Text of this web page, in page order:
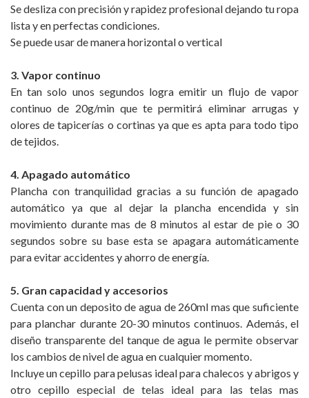
Se desliza con precisión y rapidez profesional dejando tu ropa
lista y en perfectas condiciones.
Se puede usar de manera horizontal o vertical
3. Vapor continuo
En tan solo unos segundos logra emitir un flujo de vapor
continuo de 20g/min que te permitirá eliminar arrugas y
olores de tapicerías o cortinas ya que es apta para todo tipo
de tejidos.
4. Apagado automático
Plancha con tranquilidad gracias a su función de apagado
automático ya que al dejar la plancha encendida y sin
movimiento durante mas de 8 minutos al estar de pie o 30
segundos sobre su base esta se apagara automáticamente
para evitar accidentes y ahorro de energía.
5. Gran capacidad y accesorios
Cuenta con un deposito de agua de 260ml mas que suficiente
para planchar durante 20-30 minutos continuos. Además, el
diseño transparente del tanque de agua le permite observar
los cambios de nivel de agua en cualquier momento.
Incluye un cepillo para pelusas ideal para chalecos y abrigos y
otro cepillo especial de telas ideal para las telas mas